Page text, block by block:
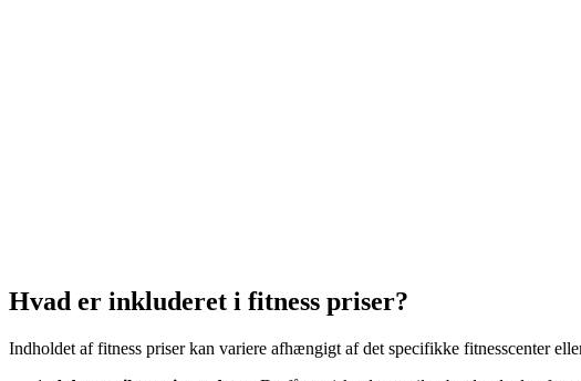
Hvad er inkluderet i fitness priser?
Indholdet af fitness priser kan variere afhængigt af det specifikke fitnesscenter